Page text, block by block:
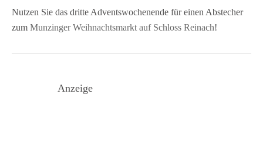
Nutzen Sie das dritte Adventswochenende für einen Abstecher
zum Munzinger Weihnachtsmarkt auf Schloss Reinach!
Anzeige